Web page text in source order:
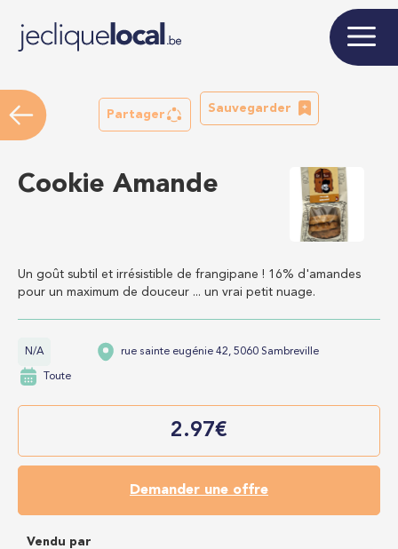
Partager
Sauvegarder
Cookie Amande
Un goût subtil et irrésistible de frangipane ! 16% d'amandes
pour un maximum de douceur ... un vrai petit nuage.
N/A rue sainte eugénie 42, 5060 Sambreville
Toute
2.97€
Demander une offre
Vendu par